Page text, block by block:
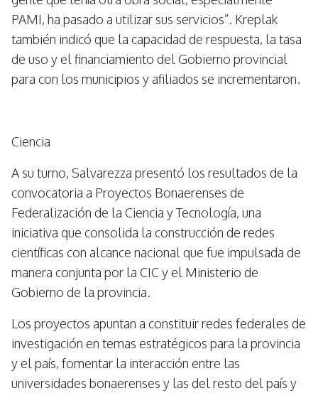
PAMI, ha pasado a utilizar sus servicios”. Kreplak
también indicó que la capacidad de respuesta, la tasa
de uso y el financiamiento del Gobierno provincial
para con los municipios y afiliados se incrementaron.
Ciencia
A su turno, Salvarezza presentó los resultados de la
convocatoria a Proyectos Bonaerenses de
Federalización de la Ciencia y Tecnología, una
iniciativa que consolida la construcción de redes
científicas con alcance nacional que fue impulsada de
manera conjunta por la CIC y el Ministerio de
Gobierno de la provincia.
Los proyectos apuntan a constituir redes federales de
investigación en temas estratégicos para la provincia
y el país, fomentar la interacción entre las
universidades bonaerenses y las del resto del país y